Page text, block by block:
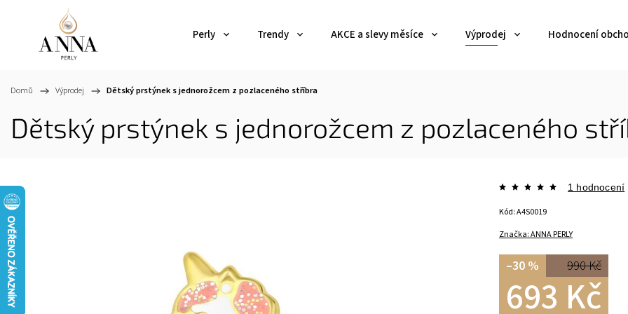
Perly Trendy AKCE a slevy měsíce Výprodej Hodnocení
Domů / Výprodej / Dětský prstýnek s jednorožcem z pozlaceného stříbra
Dětský prstýnek s jednorožcem z pozlaceného
Značka:ANNA PERLY
1 hodnocení
990 Kč
–30 %
693 Kč
Kód:A4S0019